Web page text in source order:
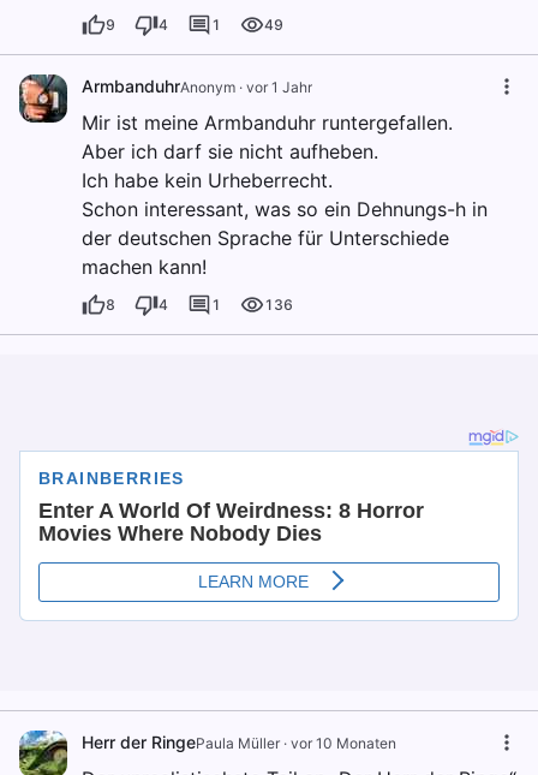
9 4 1 49
ArmbanduhrAnonym · vor 1 Jahr
Mir ist meine Armbanduhr runtergefallen.
Aber ich darf sie nicht aufheben.
Ich habe kein Urheberrecht.
Schon interessant, was so ein Dehnungs-h in
der deutschen Sprache für Unterschiede
machen kann!
8 4 1 136
Herr der RingePaula Müller · vor 10 Monaten